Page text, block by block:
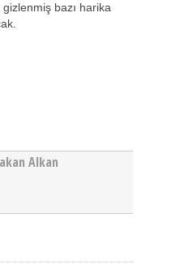
bazı harika
Alkan